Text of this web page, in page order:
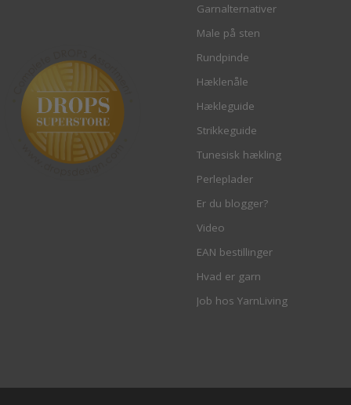
Garnalternativer
Male på sten
Rundpinde
Hæklenåle
Hækleguide
Strikkeguide
Tunesisk hækling
Perleplader
Er du blogger?
Video
EAN bestillinger
Hvad er garn
Job hos YarnLiving